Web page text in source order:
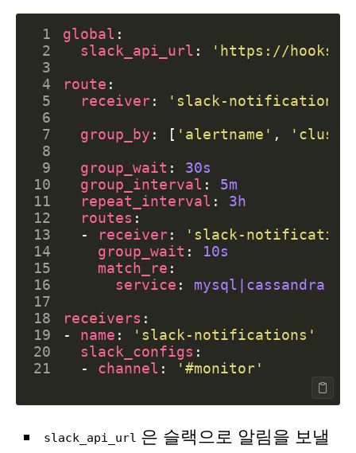
1 global :
2
slack_api_url :
'https://
3
4
route :
5
receiver:
'slack-notifications'
6
7
group_by : [ 'alertname' ,
8
9
group_wait :
30s
10
group_interval :
5m
11
repeat_interval :
3h
12
routes :
13
- receiver:
'slack-
14
group_wait :
10s
15
match_re :
16
service :
mysql|cassandra
17
18
receivers :
19
- name :
'slack-notifications'
20
slack_configs :
21
- channel : '#monitor'
slack_api_url 은 슬랙으로 알림을 보낼